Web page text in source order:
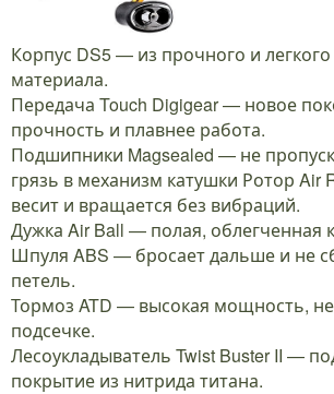
Корпус DS5 — из прочного и
материала.
Передача Touch Digigear — новое
прочность и плавнее работа.
Подшипники Magsealed — не
грязь в механизм катушки Ротор
весит и вращается без вибраций.
Дужка Air Ball — полая, облегченная
Шпуля ABS — бросает дальше и не
петель.
Тормоз ATD — высокая мощность, не
подсечке.
Лесоукладыватель Twist Buster II —
покрытие из нитрида титана.